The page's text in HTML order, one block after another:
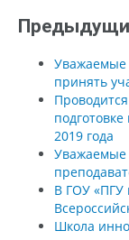
Уважаемые
принять
2019 года
Уважаемые
В ГОУ «ПГУ
Школа